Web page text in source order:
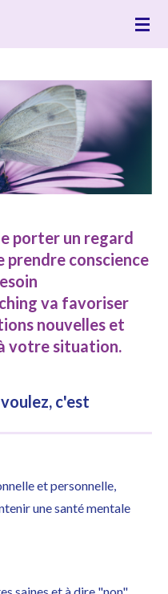
porter un regard
conscience
va favoriser
nouvelles et
votre situation.
c'est
et personnelle,
une santé mentale